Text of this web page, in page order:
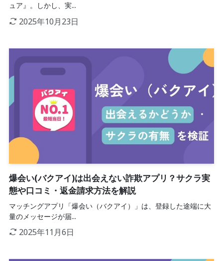
ュア』。しかし、実...
2025年10月23日
爆会い(バクアイ)は出会えない詐欺アプリ？サクラ実
態や口コミ・返金請求方法を解説
マッチングアプリ「爆会い（バクアイ）」は、登録した途端に大
量のメッセージが届...
2025年11月6日